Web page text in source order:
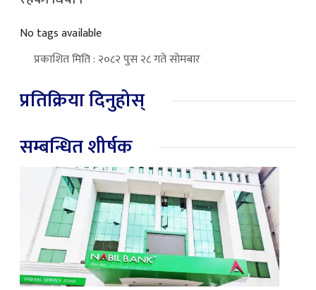
No tags available
प्रकाशित मिति : २०८२ पुस २८ गते सोमबार
प्रतिक्रिया दिनुहोस्
सम्बन्धित शीर्षक